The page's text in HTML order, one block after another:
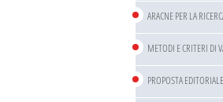
ARACNE PER LA
METODI E CRITERI DI
PROPOSTA EDITORIALE